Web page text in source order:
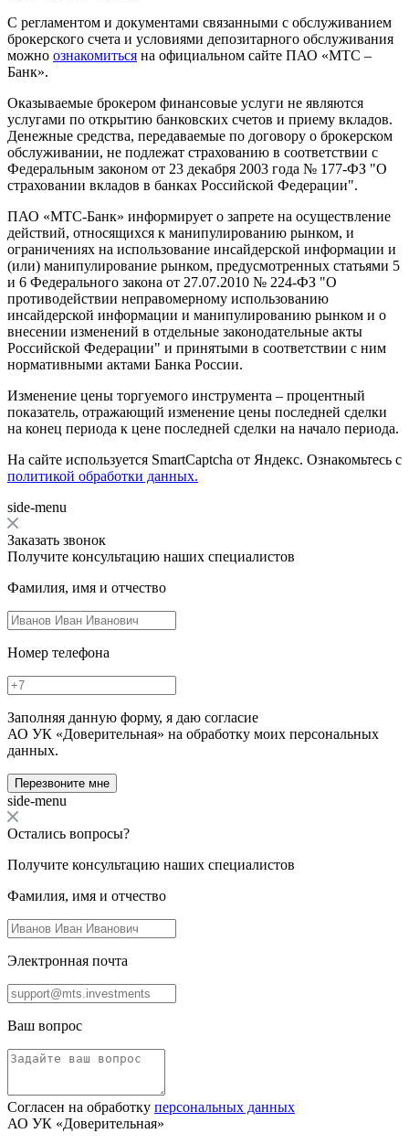
С регламентом и документами связанными с обслуживанием
брокерского счета и условиями депозитарного обслуживания
можно ознакомиться на официальном сайте ПАО «МТС –
Банк».
Оказываемые брокером финансовые услуги не являются
услугами по открытию банковских счетов и приему вкладов.
Денежные средства, передаваемые по договору о брокерском
обслуживании, не подлежат страхованию в соответствии с
Федеральным законом от 23 декабря 2003 года № 177-ФЗ "О
страховании вкладов в банках Российской Федерации".
ПАО «МТС-Банк» информирует о запрете на осуществление
действий, относящихся к манипулированию рынком, и
ограничениях на использование инсайдерской информации и
(или) манипулирование рынком, предусмотренных статьями 5
и 6 Федерального закона от 27.07.2010 № 224-ФЗ "О
противодействии неправомерному использованию
инсайдерской информации и манипулированию рынком и о
внесении изменений в отдельные законодательные акты
Российской Федерации" и принятыми в соответствии с ним
нормативными актами Банка России.
Изменение цены торгуемого инструмента – процентный
показатель, отражающий изменение цены последней сделки
на конец периода к цене последней сделки на начало периода.
На сайте используется SmartCaptcha от Яндекс. Ознакомьтесь с
политикой обработки данных.
side-menu
Заказать звонок
Получите консультацию наших специалистов
Фамилия, имя и отчество
Номер телефона
Заполняя данную форму, я даю согласие
АО УК «Доверительная» на обработку моих персональных
данных.
Перезвоните мне
side-menu
Остались вопросы?
Получите консультацию наших специалистов
Фамилия, имя и отчество
Электронная почта
Ваш вопрос
Согласен на обработку персональных данных
АО УК «Доверительная»